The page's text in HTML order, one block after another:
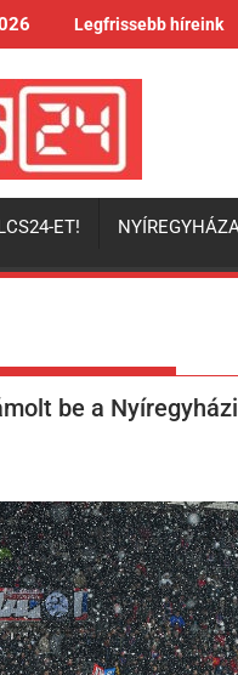
Legfrissebb híreink
ET!
be a